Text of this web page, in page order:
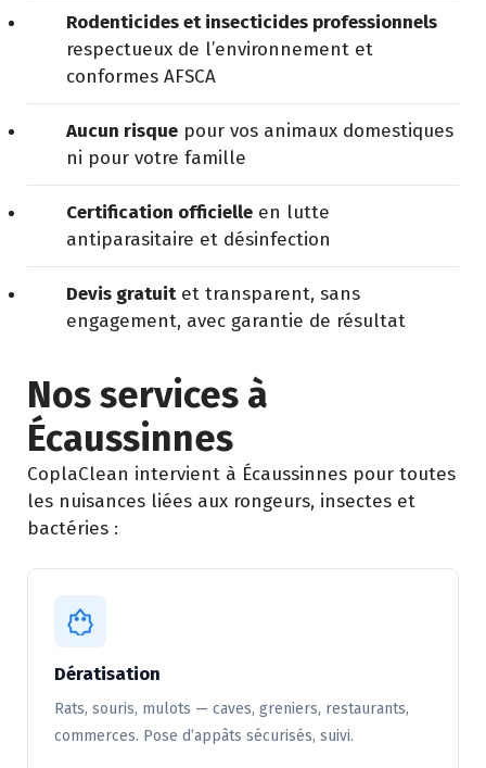
Rodenticides et insecticides professionnels
respectueux de l’environnement et
conformes AFSCA
Aucun risque pour vos animaux domestiques
ni pour votre famille
Certification officielle en lutte
antiparasitaire et désinfection
Devis gratuitet transparent, sans
engagement, avec garantie de résultat
Nos services à
Écaussinnes
CoplaClean intervient à Écaussinnes pour toutes
les nuisances liées aux rongeurs, insectes et
bactéries :
Dératisation
Rats, souris, mulots — caves, greniers, restaurants,
commerces. Pose d’appâts sécurisés, suivi.